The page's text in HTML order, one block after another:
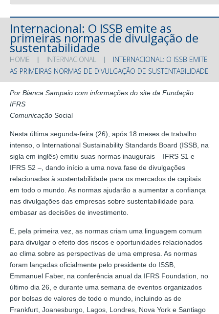
Internacional: O ISSB emite as
primeiras normas de divulgação de
sustentabilidade
HOME INTERNACIONAL
INTERNACIONAL: O ISSB EMITE
AS PRIMEIRAS NORMAS DE DIVULGAÇÃO DE SUSTENTABILIDADE
Por Bianca Sampaio com informações do site da Fundação
IFRS
Comunicação Social
Nesta última segunda-feira (26), após 18 meses de trabalho
intenso, o International Sustainability Standards Board (ISSB, na
sigla em inglês) emitiu suas normas inaugurais – IFRS S1 e
IFRS S2 –, dando início a uma nova fase de divulgações
relacionadas à sustentabilidade para os mercados de capitais
em todo o mundo. As normas ajudarão a aumentar a confiança
nas divulgações das empresas sobre sustentabilidade para
embasar as decisões de investimento.
E, pela primeira vez, as normas criam uma linguagem comum
para divulgar o efeito dos riscos e oportunidades relacionados
ao clima sobre as perspectivas de uma empresa. As normas
foram lançadas oficialmente pelo presidente do ISSB,
Emmanuel Faber, na conferência anual da IFRS Foundation, no
último dia 26, e durante uma semana de eventos organizados
por bolsas de valores de todo o mundo, incluindo as de
Frankfurt, Joanesburgo, Lagos, Londres, Nova York e Santiago